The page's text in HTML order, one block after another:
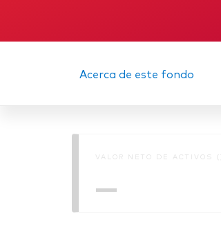
Acerca de este fondo
VALOR NETO DE ACTIVOS ()
—